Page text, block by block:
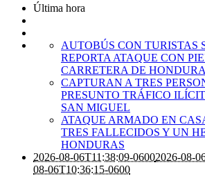
Última hora
AUTOBÚS CON TURISTAS
REPORTA ATAQUE CON
CARRETERA DE
CAPTURAN A TRES
PRESUNTO TRÁFICO
SAN MIGUEL
ATAQUE ARMADO EN
TRES FALLECIDOS Y UN
HONDURAS
2026-08-06T11:38:09-06002026-08-
08-06T10:36:15-0600